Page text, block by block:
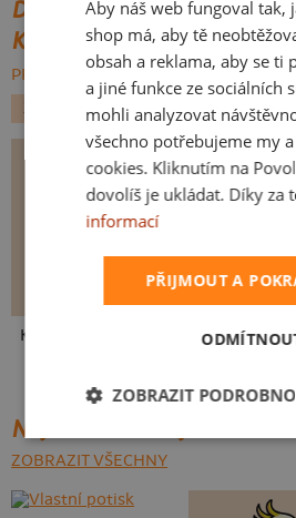
DALŠÍ POTISKY ZE STEJNÉ
KATEGORIE
PROCHÁZET VŠE:
ZVÍŘÁTKA
AUTO MOTO
Kakat-du V pressu
NEJPRODÁVANĚJŠÍ POTISKY
ZOBRAZIT VŠECHNY
Aby náš web fungoval tak,
shop má, aby tě
obsah a reklama, aby se ti
a jiné funkce ze sociálních
mohli analyzovat
všechno potřebujeme my
cookies. Kliknutím na
dovolíš je ukládat. Díky za
informací
PŘIJMOUT A
ZOBRAZIT